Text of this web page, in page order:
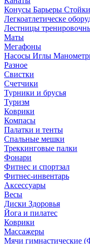
Конусы Барьеры
Легкоатлетическе
Лестницы
Маты
Мегафоны
Насосы Иглы
Разное
Свистки
Счетчики
Турники и брусья
Туризм
Коврики
Компасы
Палатки и тенты
Спальные мешки
Треккинговые палки
Фонари
Фитнес и спортзал
Фитнес-инвентарь
Аксессуары
Весы
Диски Здоровья
Йога и пилатес
Коврики
Массажеры
Мячи гимнастические